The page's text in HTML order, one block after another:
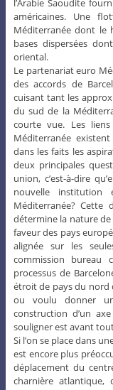
l’Arabie Saoudite
américaines. Une
Méditerranée dont le
bases dispersées
oriental.
Le partenariat euro
des accords de
cuisant tant les
du sud de la
courte vue. Les
Méditerranée
dans les faits les
deux principales
union, c’est-à-dire
nouvelle institution
Méditerranée? Cette
détermine la nature
faveur des pays
alignée sur les
commission bureau
processus de
étroit de pays du nord
ou voulu donner
construction d’un
souligner est avant
Si l’on se place dans
est encore plus
déplacement du
charnière atlantique,